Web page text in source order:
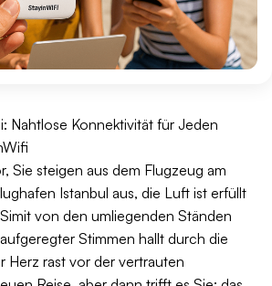
Nahtlose Konnektivität für Jeden
Sie steigen aus dem Flugzeug am
Istanbul aus, die Luft ist erfüllt
von den umliegenden Ständen
Stimmen hallt durch die
Herz rast vor der vertrauten